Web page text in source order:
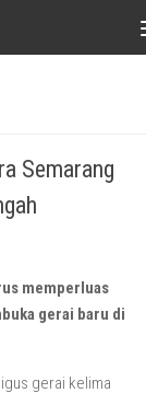
Semarang
memperluas
gerai baru di
gerai kelima